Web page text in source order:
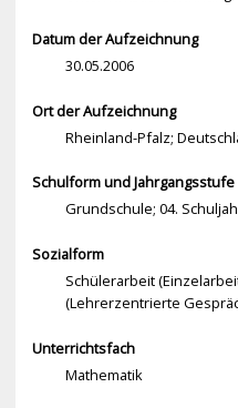
Datum der Aufzeichnung
30.05.2006
Ort der Aufzeichnung
Rheinland-Pfalz;
Schulform und Jahrgangsstufe
Grundschule; 04.
Sozialform
Schülerarbeit
(Lehrerzentrierte
Unterrichtsfach
Mathematik